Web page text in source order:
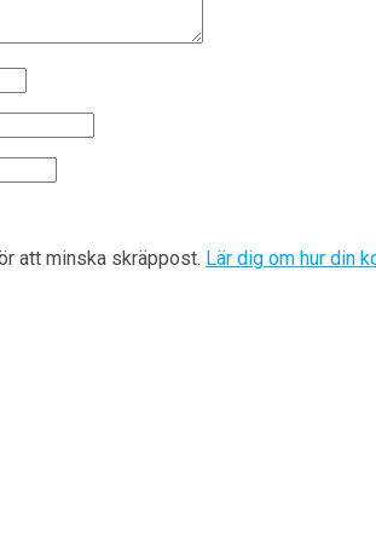
att minska skräppost. Lär dig om hur din